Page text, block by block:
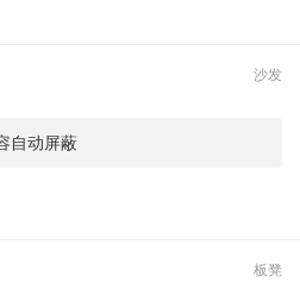
沙发
自动屏蔽
板凳